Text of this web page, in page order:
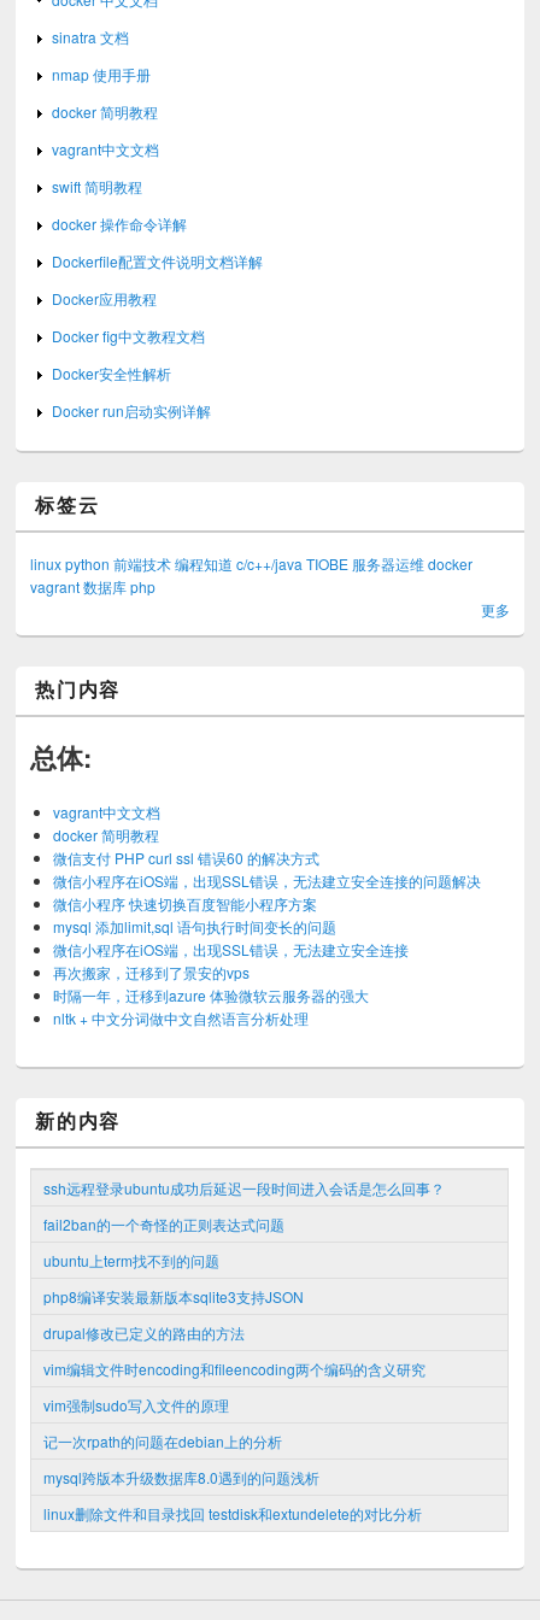
sinatra 文档
nmap 使用手册
docker 简明教程
vagrant中文文档
swift 简明教程
docker 操作命令详解
Dockerfile配置文件说明文档详解
Docker应用教程
Docker fig中文教程文档
Docker安全性解析
Docker run启动实例详解
标签云
linux python 前端技术 编程知道 c/c++/java TIOBE 服务器运维 docker
vagrant 数据库 php
更多
热门内容
总体:
vagrant中文文档
docker 简明教程
微信支付 PHP curl ssl 错误60 的解决方式
微信小程序在iOS端，出现SSL错误，无法建立安全连接的问题解决
微信小程序 快速切换百度智能小程序方案
mysql 添加limit,sql 语句执行时间变长的问题
微信小程序在iOS端，出现SSL错误，无法建立安全连接
再次搬家，迁移到了景安的vps
时隔一年，迁移到azure 体验微软云服务器的强大
nltk + 中文分词做中文自然语言分析处理
新的内容
ssh远程登录ubuntu成功后延迟一段时间进入会话是怎么回事？
fail2ban的一个奇怪的正则表达式问题
ubuntu上term找不到的问题
php8编译安装最新版本sqlite3支持JSON
drupal修改已定义的路由的方法
vim编辑文件时encoding和fileencoding两个编码的含义研究
vim强制sudo写入文件的原理
记一次rpath的问题在debian上的分析
mysql跨版本升级数据库8.0遇到的问题浅析
linux删除文件和目录找回 testdisk和extundelete的对比分析